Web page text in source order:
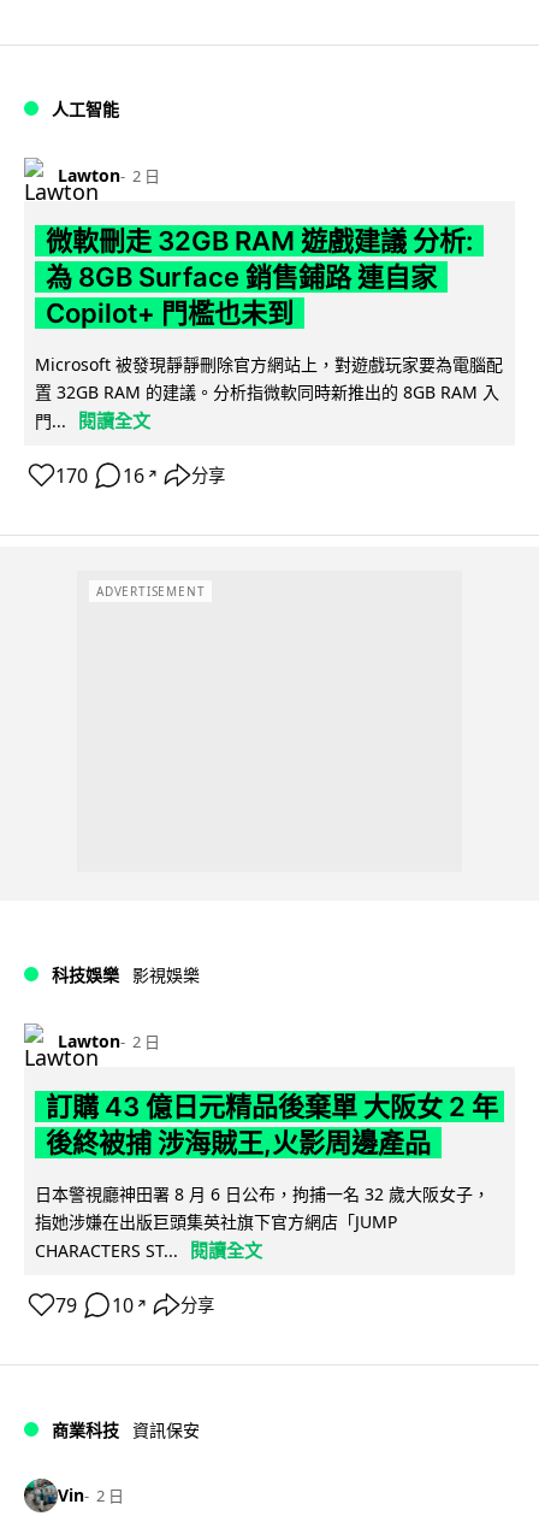
人工智能
Lawton 2 日
微軟刪走 32GB RAM 遊戲建議 分析:
為 8GB Surface 銷售鋪路 連自家
Copilot+ 門檻也未到
Microsoft 被發現靜靜刪除官方網站上，對遊戲玩家要為電腦配
置 32GB RAM 的建議。分析指微軟同時新推出的 8GB RAM 入
門...
閱讀全文
170 16 ↗ 分享
ADVERTISEMENT
科技娛樂 影視娛樂
Lawton 2 日
訂購 43 億日元精品後棄單 大阪女 2 年
後終被捕 涉海賊王,火影周邊產品
日本警視廳神田署 8 月 6 日公布，拘捕一名 32 歲大阪女子，
指她涉嫌在出版巨頭集英社旗下官方網店「JUMP
CHARACTERS ST...
閱讀全文
79 10 ↗ 分享
商業科技 資訊保安
Vin 2 日